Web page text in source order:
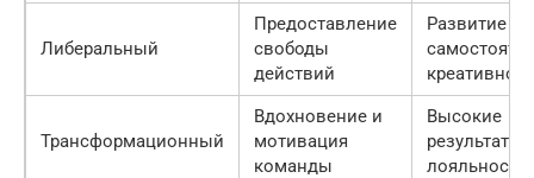
Либеральный
Предоставление
свободы
действий
Развитие
Трансформационный
Вдохновение и
мотивация
команды
Высокие
результаты,
лояльность